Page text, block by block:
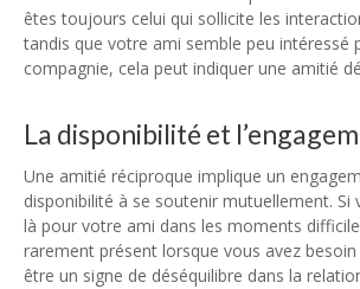
êtes toujours celui qui sollicite les
tandis que votre ami semble peu intéressé
compagnie, cela peut indiquer une amitié
La disponibilité et
Une amitié réciproque implique un
disponibilité à se soutenir mutuellement.
là pour votre ami dans les moments
rarement présent lorsque vous avez
être un signe de déséquilibre dans la